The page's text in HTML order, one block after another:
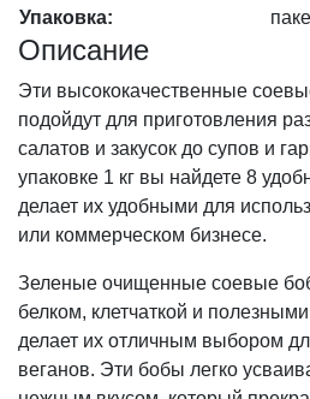
Упаковка:
Описание
Эти высококачественные
подойдут для приготовления
салатов и закусок до супов и
упаковке 1 кг вы найдете 8
делает их удобными для
или коммерческом бизнесе.
Зеленые очищенные соевые
белком, клетчаткой и
делает их отличным выбором
веганов. Эти бобы легко